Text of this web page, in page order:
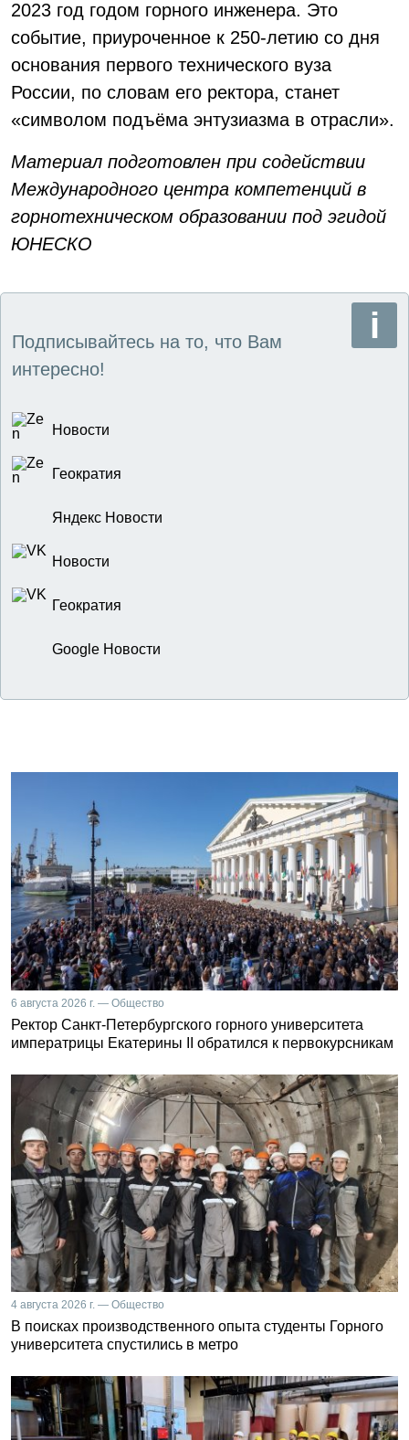
2023 год годом горного инженера. Это
событие, приуроченное к 250-летию со дня
основания первого технического вуза
России, по словам его ректора, станет
«символом подъёма энтузиазма в отрасли».
Материал подготовлен при содействии
Международного центра компетенций в
горнотехническом образовании под эгидой
ЮНЕСКО
Подписывайтесь на то, что Вам
интересно!
Новости
Геократия
Яндекс Новости
Новости
Геократия
Google Новости
6 августа 2026 г. — Общество
Ректор Санкт-Петербургского горного университета
императрицы Екатерины II обратился к первокурсникам
4 августа 2026 г. — Общество
В поисках производственного опыта студенты Горного
университета спустились в метро